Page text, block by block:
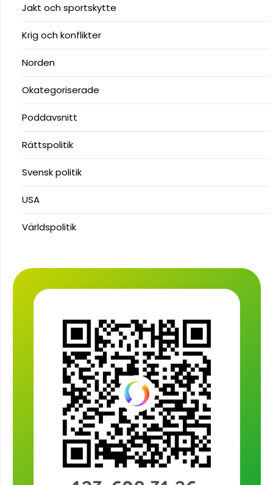
Jakt och sportskytte
Krig och konflikter
Norden
Okategoriserade
Poddavsnitt
Rättspolitik
Svensk politik
USA
Världspolitik